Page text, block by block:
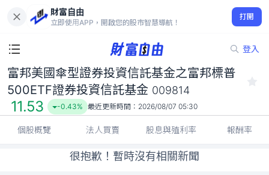
財富自由
立即使用APP，開啟您的股市智慧導航！
打開
登入
富邦美國傘型證券投資信託基金之富邦標普500ETF證券投資信託
基金 009814
11.53
-0.43%
富邦美國傘型證券投資信託基金之富邦標普
500ETF證券投資信託基金 009814
11.53 -0.43% 最近更新時間： 2026/08/07 05:30
個股概覽 法人買賣 股息與殖利率 報酬率
很抱歉！暫時沒有相關新聞